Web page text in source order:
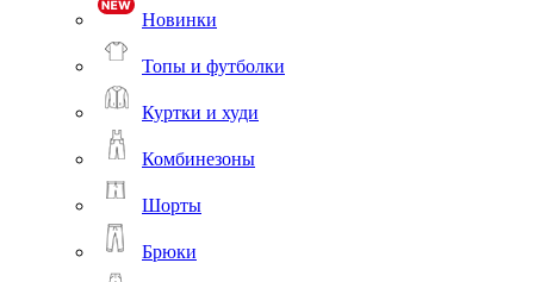
Новинки
Топы и футболки
Куртки и худи
Комбинезоны
Шорты
Брюки